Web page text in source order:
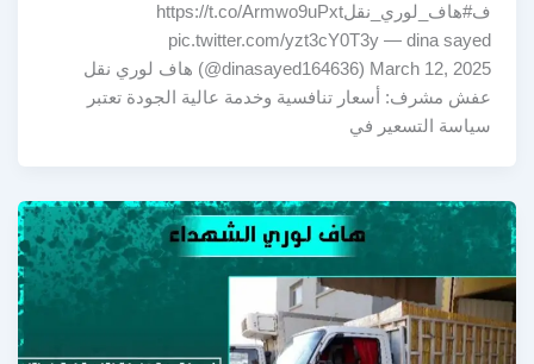
ف#هاف_لوري_نقلhttps://t.co/Armwo9uPxt
pic.twitter.com/yzt3cY0T3y — dina sayed
(@dinasayed164636) March 12, 2025 هاف لوري نقل
عفش مشرف: أسعار تنافسية وخدمة عالية الجودة تعتبر
سياسة التسعير في